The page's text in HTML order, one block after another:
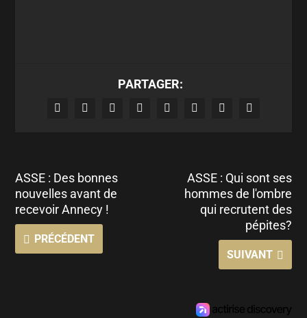
PARTAGER:
ASSE : Des bonnes
nouvelles avant de
recevoir Annecy !
PRÉCÉDENT
ASSE : Qui sont ses
hommes de l'ombre
qui recrutent des
pépites?
SUIVANT